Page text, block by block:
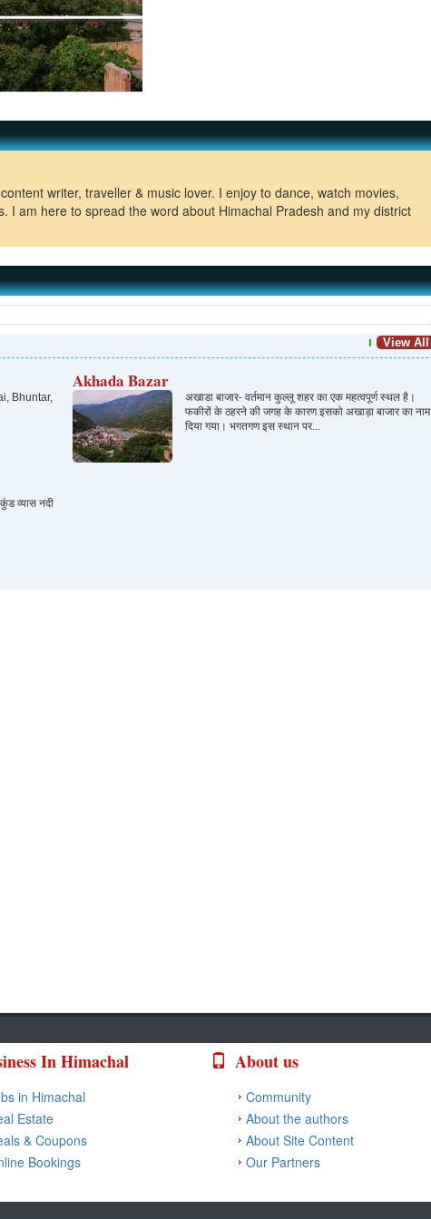
writer, traveller & music lover. I enjoy to dance, watch movies,
I am here to spread the word about Himachal Pradesh and my district
View All
Bhuntar,
व्यास नदी
Akhada Bazar
अखाडा बाजार- वर्तमान कुल्लू शहर का एक महत्वपूर्ण स्थल है।
फकीरों के ठहरने की जगह के कारण इसको अखाड़ा बाजार का नाम
दिया गया। भगतगण इस स्थान पर...
In Himachal
in Himachal
Estate
& Coupons
Bookings
About us
Community
About the authors
About Site Content
Our Partners